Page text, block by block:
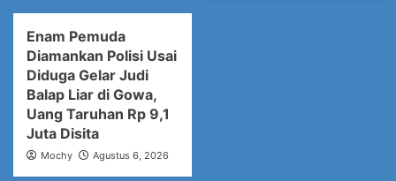
Enam Pemuda
Diamankan Polisi Usai
Diduga Gelar Judi
Balap Liar di Gowa,
Uang Taruhan Rp 9,1
Juta Disita
Mochy Agustus 6, 2026